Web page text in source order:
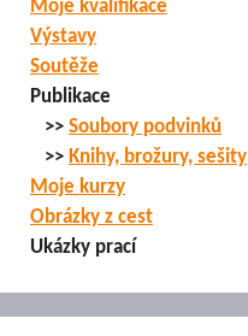
Moje kvalifikace
Výstavy
Soutěže
Publikace
>> Soubory podvinků
>> Knihy, brožury, sešity
Moje kurzy
Obrázky z cest
Ukázky prací